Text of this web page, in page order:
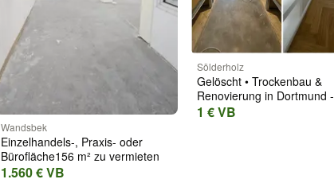
Wandsbek
Einzelhandels-, Praxis- oder
Bürofläche156 m² zu vermieten
1.560 € VB
Sölderholz
Gelöscht • Trockenbau &
Renovierung in Dortmund -
Schnell & Saube
1 € VB